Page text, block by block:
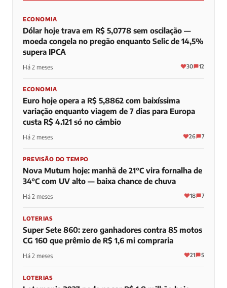
ECONOMIA
Dólar hoje trava em R$ 5,0778 sem oscilação —
moeda congela no pregão enquanto Selic de 14,5%
supera IPCA
Há 2 meses 30 12
ECONOMIA
Euro hoje opera a R$ 5,8862 com baixíssima
variação enquanto viagem de 7 dias para Europa
custa R$ 4.121 só no câmbio
Há 2 meses 26 7
PREVISÃO DO TEMPO
Nova Mutum hoje: manhã de 21°C vira fornalha de
34°C com UV alto — baixa chance de chuva
Há 2 meses 18 7
LOTERIAS
Super Sete 860: zero ganhadores contra 85 motos
CG 160 que prêmio de R$ 1,6 mi compraria
Há 2 meses 21 5
LOTERIAS